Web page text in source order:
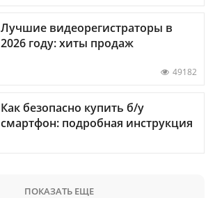
Лучшие видеорегистраторы в
2026 году: хиты продаж
49182
Как безопасно купить б/у
смартфон: подробная инструкция
ПОКАЗАТЬ ЕЩЕ